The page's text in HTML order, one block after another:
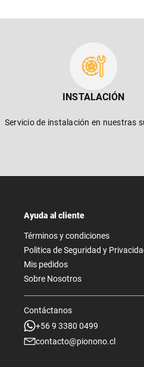
INSTALACIÓN
Servicio de instalación en nuestras
Ayuda al cliente
Términos y condiciones
Politica de Seguridad y
Mis pedidos
Sobre Nosotros
Contáctanos
+56 9 3380 0499
contacto@pionono.cl